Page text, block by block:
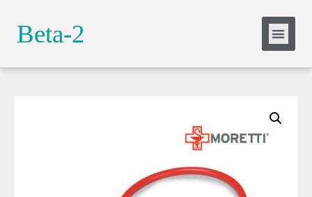
Beta-2
adipiscing elit. Ut elit tellus, luctus nec